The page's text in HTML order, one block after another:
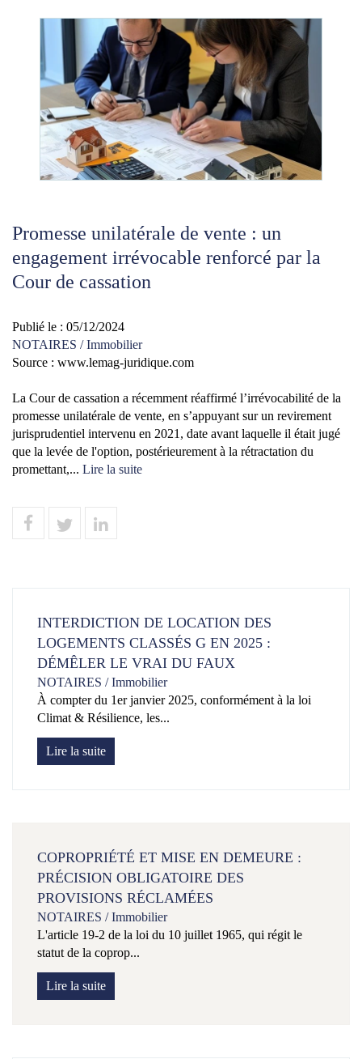
Promesse unilatérale de vente : un
engagement irrévocable renforcé par la
Cour de cassation
Publié le : 05/12/2024
NOTAIRES /Immobilier
Source : www.lemag-juridique.com
La Cour de cassation a récemment réaffirmé l’irrévocabilité de la
promesse unilatérale de vente, en s’appuyant sur un revirement
jurisprudentiel intervenu en 2021, date avant laquelle il était jugé
que la levée de l'option, postérieurement à la rétractation du
promettant,... Lire la suite
INTERDICTION DE LOCATION DES
LOGEMENTS CLASSÉS G EN 2025 :
DÉMÊLER LE VRAI DU FAUX
NOTAIRES /Immobilier
À compter du 1er janvier 2025, conformément à la loi
Climat & Résilience, les...
Lire la suite
COPROPRIÉTÉ ET MISE EN DEMEURE :
PRÉCISION OBLIGATOIRE DES
PROVISIONS RÉCLAMÉES
NOTAIRES /Immobilier
L'article 19-2 de la loi du 10 juillet 1965, qui régit le
statut de la coprop...
Lire la suite